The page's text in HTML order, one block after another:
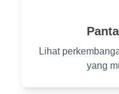
Lihat
yang